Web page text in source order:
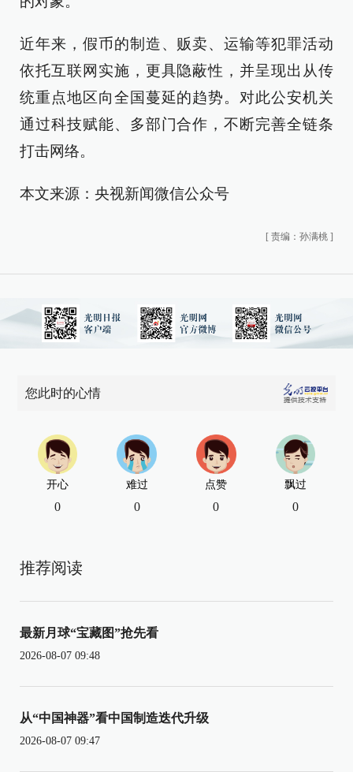
近年来，假币的制造、贩卖、运输等犯罪活动
依托互联网实施，更具隐蔽性，并呈现出从传
统重点地区向全国蔓延的趋势。对此公安机关
通过科技赋能、多部门合作，不断完善全链条
打击网络。
本文来源：央视新闻微信公众号
[ 责编：孙满桃 ]
您此时的心情
开心
0
难过
0
点赞
0
飘过
0
推荐阅读
最新月球“宝藏图”抢先看
2026-08-07 09:48
从“中国神器”看中国制造迭代升级
2026-08-07 09:47